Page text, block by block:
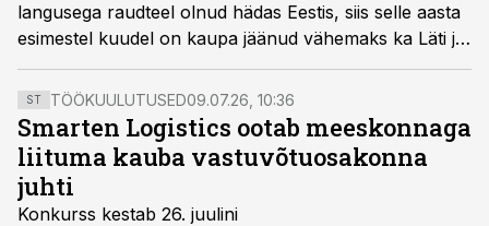
langusega raudteel olnud hädas Eestis, siis selle aasta
esimestel kuudel on kaupa jäänud vähemaks ka Läti ja
Leedu raudteedel.
ST TÖÖKUULUTUSED09.07.26, 10:36
Smarten Logistics ootab meeskonnaga
liituma kauba vastuvõtuosakonna
juhti
Konkurss kestab 26. juulini